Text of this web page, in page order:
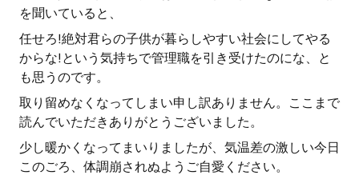
を聞いていると、
任せろ!絶対君らの子供が暮らしやすい社会にしてやる
からな!という気持ちで管理職を引き受けたのにな、と
も思うのです。
取り留めなくなってしまい申し訳ありません。ここまで
読んでいただきありがとうございました。
少し暖かくなってまいりましたが、気温差の激しい今日
このごろ、体調崩されぬようご自愛ください。